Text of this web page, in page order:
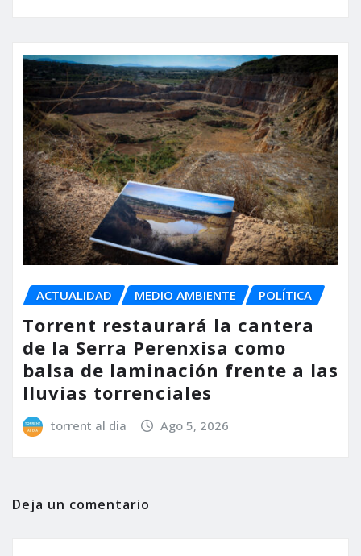
ACTUALIDAD MEDIO AMBIENTE POLÍTICA
Torrent restaurará la cantera
de la Serra Perenxisa como
balsa de laminación frente a las
lluvias torrenciales
torrent al dia Ago 5, 2026
Deja un comentario